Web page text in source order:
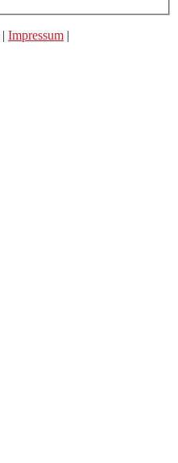
Impressum |